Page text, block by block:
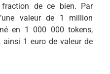
fraction de ce bien. Par
valeur de 1 million
en 1 000 000 tokens,
ainsi 1 euro de valeur de